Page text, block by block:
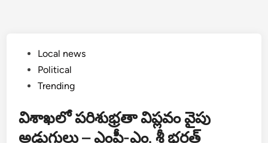
PostedLocal news
Political
Trending
విశాఖలో పరిశుభ్రతా విప్లవం వైపు
అడుగులు – ఎంపీ-ఎం. శ్రీ భరత్